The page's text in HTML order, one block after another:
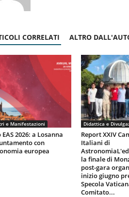
CORRELATI ALTRO
e Manifestazioni
EAS 2026: a Losanna
con
europea
Didattica e
Report XXIV
Italiani di
la finale di
post-gara
inizio giugno
Specola
Comitato...